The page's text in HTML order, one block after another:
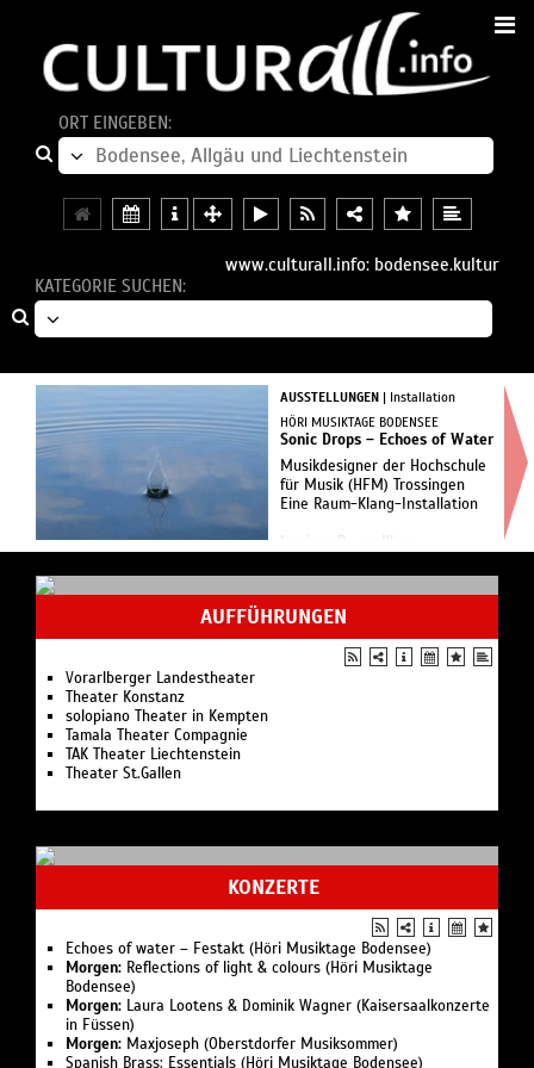
ORT EINGEBEN:
www.culturall.info: bodensee.kultur
KATEGORIE SUCHEN:
AUSSTELLUNGEN | Installation
HÖRI MUSIKTAGE BODENSEE
Sonic Drops – Echoes of Water
Musikdesigner der Hochschule
für Musik (HFM) Trossingen
Eine Raum-Klang-Installation
In einer Raum-Klang-
Musikdesigner der Hochschule
für Musik (...
AUFFÜHRUNGEN
Vorarlberger Landestheater
Theater Konstanz
solopiano Theater in Kempten
Tamala Theater Compagnie
TAK Theater Liechtenstein
Theater St.Gallen
KONZERTE
Echoes of water – Festakt (Höri Musiktage Bodensee)
Morgen: Reflections of light & colours (Höri Musiktage
Bodensee)
Morgen: Laura Lootens & Dominik Wagner (Kaisersaalkonzerte
in Füssen)
Morgen: Maxjoseph (Oberstdorfer Musiksommer)
Spanish Brass: Essentials (Höri Musiktage Bodensee)